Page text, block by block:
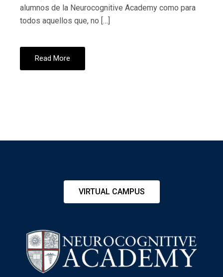
alumnos de la Neurocognitive Academy como para
todos aquellos que, no […]
Read More
VIRTUAL CAMPUS